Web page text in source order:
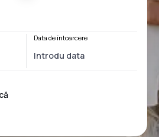
Data de întoarcere